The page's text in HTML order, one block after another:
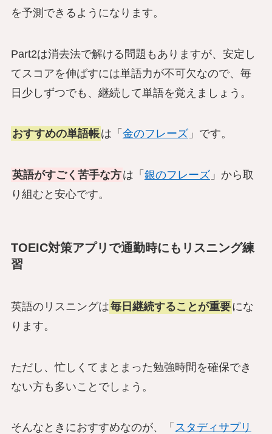
を予測できるようになります。
Part2は消去法で解ける問題もありますが、安定し
てスコアを伸ばすには単語力が不可欠なので、毎
日少しずつでも、継続して単語を覚えましょう。
おすすめの単語帳は「 金のフレーズ」です。
英語がすごく苦手な方は「 銀のフレーズ」から取
り組むと安心です。
TOEIC対策アプリで通勤時にもリスニング練
習
英語のリスニングは毎日継続することが重要にな
ります。
ただし、忙しくてまとまった勉強時間を確保でき
ない方も多いことでしょう。
そんなときにおすすめなのが、「 スタディサプリ